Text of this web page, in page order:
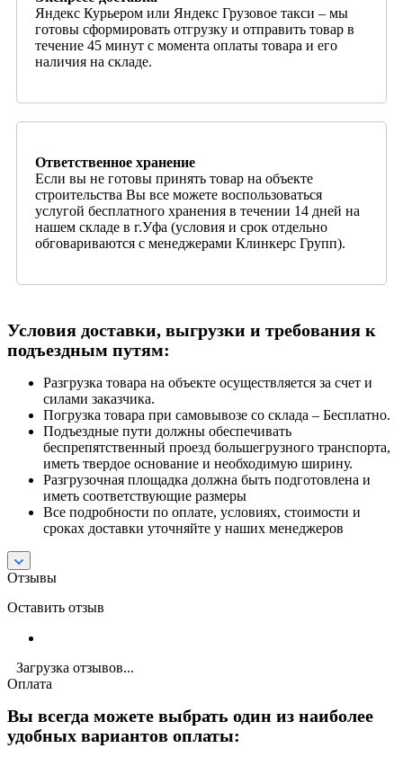
Яндекс Курьером или Яндекс Грузовое такси – мы
готовы сформировать отгрузку и отправить товар в
течение 45 минут с момента оплаты товара и его
наличия на складе.
Ответственное хранение
Если вы не готовы принять товар на объекте
строительства Вы все можете воспользоваться
услугой бесплатного хранения в течении 14 дней на
нашем складе в г.Уфа (условия и срок отдельно
обговариваются с менеджерами Клинкерс Групп).
Условия доставки, выгрузки и требования к
подъездным путям:
Разгрузка товара на объекте осуществляется за счет и
силами заказчика.
Погрузка товара при самовывозе со склада – Бесплатно.
Подъездные пути должны обеспечивать
беспрепятственный проезд большегрузного транспорта,
иметь твердое основание и необходимую ширину.
Разгрузочная площадка должна быть подготовлена и
иметь соответствующие размеры
Все подробности по оплате, условиях, стоимости и
сроках доставки уточняйте у наших менеджеров
Отзывы
Оставить отзыв
Загрузка отзывов...
Оплата
Вы всегда можете выбрать один из наиболее
удобных вариантов оплаты: